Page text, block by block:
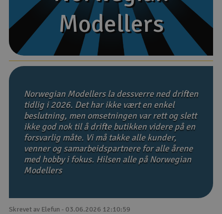
Båter
Droner
Droner for FPV
Fly
Helikopter
Kamerautstyr
Modellbygging, LEGO & byggesett
Modellers
Modellers
Norwegian Modellers la dessverre ned driften
tidlig i 2026. Det har ikke vært en enkel
beslutning, men omsetningen var rett og slett
ikke god nok til å drifte butikken videre på en
forsvarlig måte. Vi må takke alle kunder,
venner og samarbeidspartnere for alle årene
med hobby i fokus. Hilsen alle på Norwegian
Modellers
Skrevet av Elefun - 03.06.2026 12:10:59